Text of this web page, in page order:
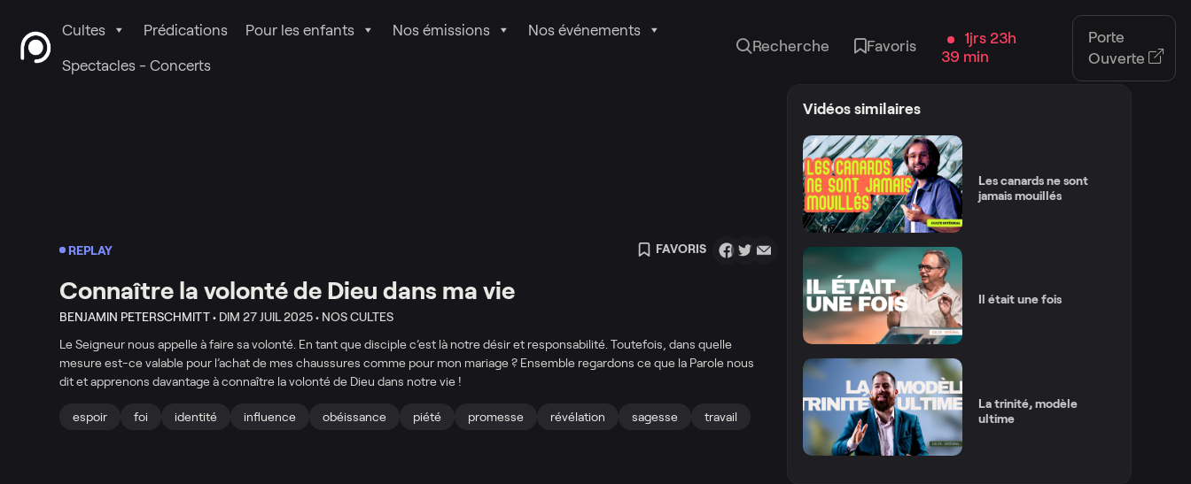
Cultes Prédications Pour les enfants Nos émissions Nos événements
Spectacles - Concerts
Recherche Favoris
1jrs 23h
39 min
Porte
Ouverte
REPLAY FAVORIS
Connaître la volonté de Dieu dans ma vie
BENJAMIN PETERSCHMITT • DIM 27 JUIL 2025 • NOS CULTES
Le Seigneur nous appelle à faire sa volonté. En tant que disciple c’est là notre désir et responsabilité. Toutefois, dans quelle
mesure est-ce valable pour l’achat de mes chaussures comme pour mon mariage ? Ensemble regardons ce que la Parole nous
dit et apprenons davantage à connaître la volonté de Dieu dans notre vie !
espoir foi identité influence obéissance piété promesse révélation sagesse travail
Vidéos similaires
Les canards ne sont
jamais mouillés
Il était une fois
La trinité, modèle
ultime